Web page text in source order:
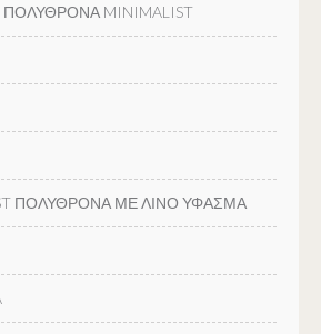
ΠΟΛΥΘΡΟΝΑ MINIMALIST
ΠΟΛΥΘΡΟΝΑ ΜΕ ΛΙΝΟ ΥΦΑΣΜΑ